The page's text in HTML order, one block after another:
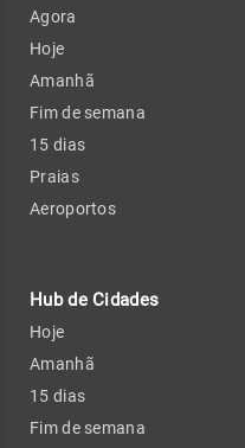
Agora
Hoje
Amanhã
Fim de semana
15 dias
Praias
Aeroportos
Hub de Cidades
Hoje
Amanhã
15 dias
Fim de semana